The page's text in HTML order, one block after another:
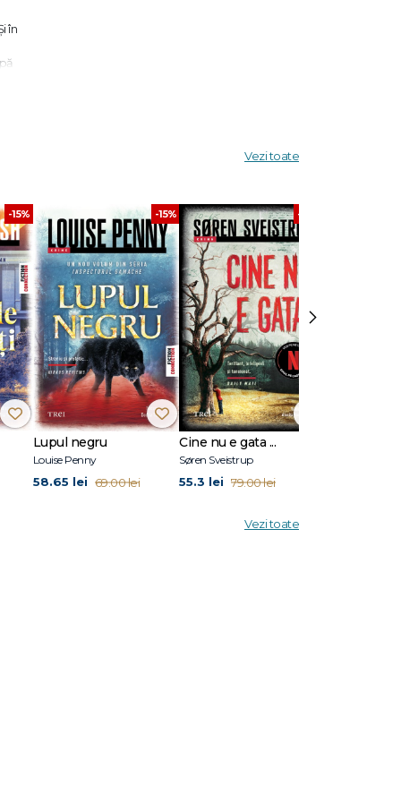
în
Vezi toate
-15% -15%
Lupul negru
Louise Penny
58.65 lei 69.00 lei
-30%
Cine nu e gata ...
Søren Sveistrup
55.3 lei 79.00 lei
›
Vezi toate